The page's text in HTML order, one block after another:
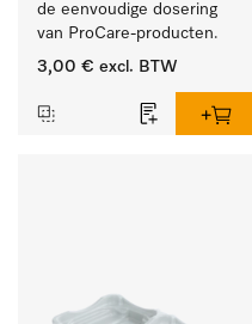
de eenvoudige dosering
van ProCare-producten.
3,00 € excl. BTW